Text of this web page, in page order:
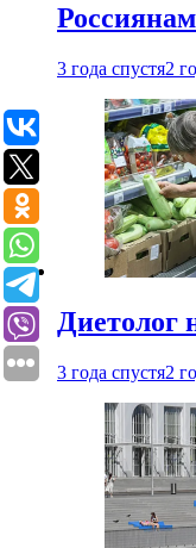
3 года спустя2
Диетолог
3 года спустя2